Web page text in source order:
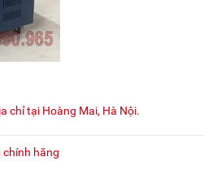
chỉ tại Hoàng Mai, Hà Nội.
chính hãng